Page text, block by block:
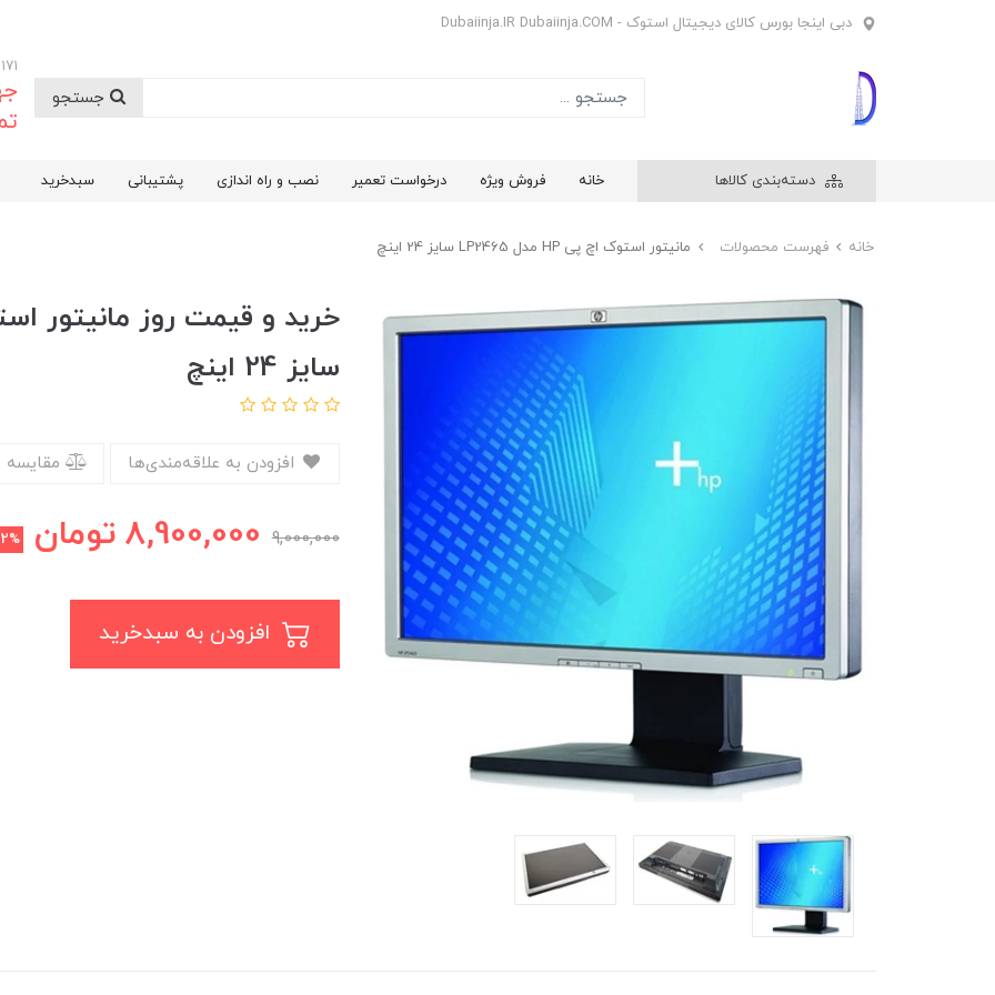
دبی اینجا بورس کالای دیجیتال استوک - Dubaiinja.IR Dubaiinja.COM
دسته‌بندی کالاها خانه فروش ویژه درخواست تعمیر نصب و راه اندازی پشتیبانی سبدخرید
خانه فهرست محصولات مانیتور استوک اچ پی HP مدل LP2465 سایز 24 اینچ
سایز 24 اینچ
9,000,000
8,900,000 تومان 2%